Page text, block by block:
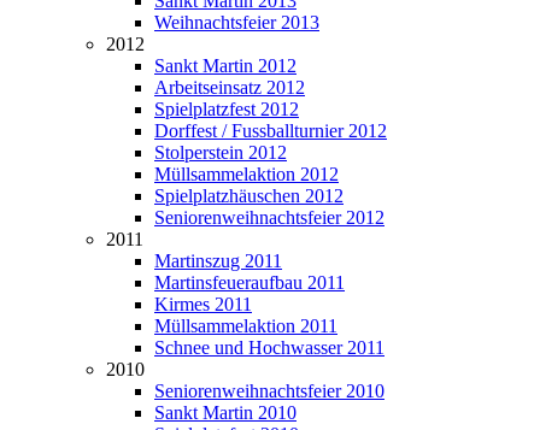
Weihnachtsfeier 2013
2012
Sankt Martin 2012
Arbeitseinsatz 2012
Spielplatzfest 2012
Dorffest / Fussballturnier 2012
Stolperstein 2012
Müllsammelaktion 2012
Spielplatzhäuschen 2012
Seniorenweihnachtsfeier 2012
2011
Martinszug 2011
Martinsfeueraufbau 2011
Kirmes 2011
Müllsammelaktion 2011
Schnee und Hochwasser 2011
2010
Seniorenweihnachtsfeier 2010
Sankt Martin 2010